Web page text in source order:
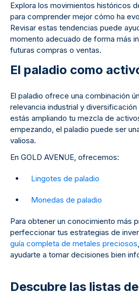
Explora los movimientos históricos
para comprender mejor cómo ha
Revisar estas tendencias puede
momento adecuado de forma más
futuras compras o ventas.
El paladio como
El paladio ofrece una combinación
relevancia industrial y
estás ampliando tu mezcla de
empezando, el paladio puede ser
valiosa.
En GOLD AVENUE, ofrecemos:
Lingotes de paladio
Monedas de paladio
Para obtener un conocimiento más
perfeccionar tus estrategias de
guía completa de metales preciosos
ayudarte a tomar decisiones bien
Descubre las listas